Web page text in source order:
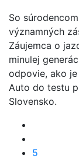
So
významných
Záujemca o
minulej
odpovie, ako
Auto do testu
Slovensko.
5